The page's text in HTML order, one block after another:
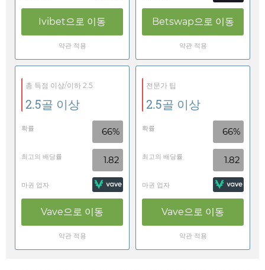
Ivibet으로 이동
약관 적용
Betswap으로 이동
약관 적용
총 득점 이상/이하 2.5
2.5골 이상
확률 66%
최고의 배당률 1.82
마권 업자
Vave으로 이동
약관 적용
전문가 팁
2.5골 이상
확률 66%
최고의 배당률 1.82
마권 업자
Vave으로 이동
약관 적용